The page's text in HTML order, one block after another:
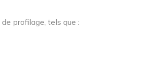
profilage, tels que :